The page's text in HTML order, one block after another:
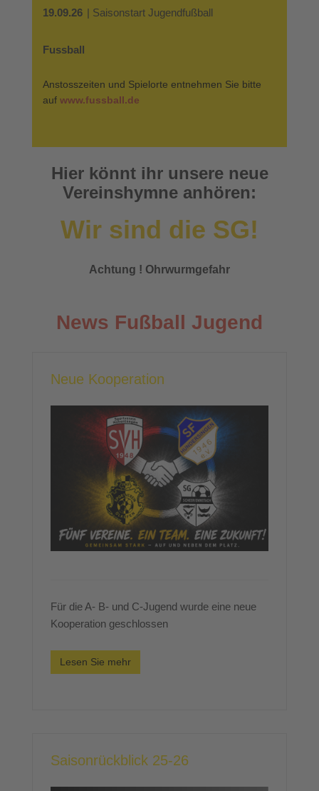
19.09.26 | Saisonstart Jugendfußball
Fussball
Anstosszeiten und Spielorte entnehmen Sie bitte
auf www.fussball.de
Hier könnt ihr unsere neue
Vereinshymne anhören:
Wir sind die SG!
Achtung ! Ohrwurmgefahr
News Fußball Jugend
Neue Kooperation
Für die A- B- und C-Jugend wurde eine neue
Kooperation geschlossen
Lesen Sie mehr
Saisonrückblick 25-26